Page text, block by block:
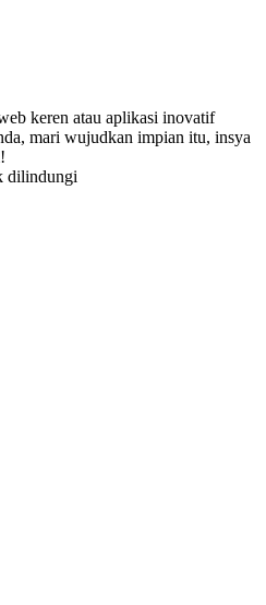
keren atau aplikasi inovatif
mari wujudkan impian itu, insya
dilindungi